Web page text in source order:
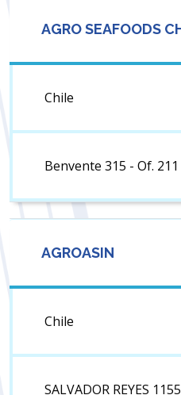
AGRO SEAFOODS
Chile
Benvente 315 - Of.
AGROASIN
Chile
SALVADOR REYES